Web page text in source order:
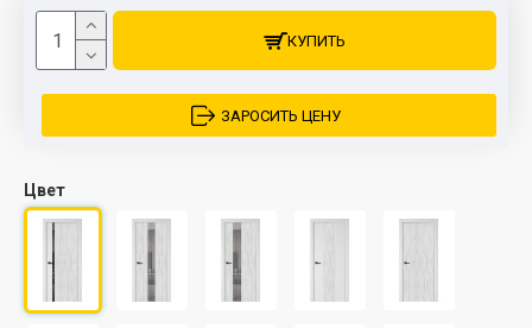
Цвет
КУПИТЬ
ЗАРОСИТЬ ЦЕНУ